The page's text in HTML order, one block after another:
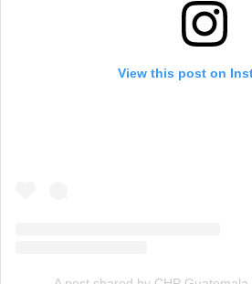
View this post on